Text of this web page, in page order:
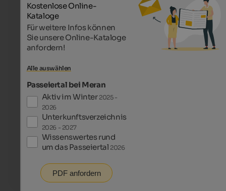
Kostenlose Online-
Kataloge
Für weitere Infos können
Sie unsere Online-Kataloge
anfordern!
Alle auswählen
Passeiertal bei Meran
Aktiv im Winter 2025 -
2026
Unterkunftsverzeichnis
2026 - 2027
Wissenswertes rund
um das Passeiertal 2026
PDF anfordern